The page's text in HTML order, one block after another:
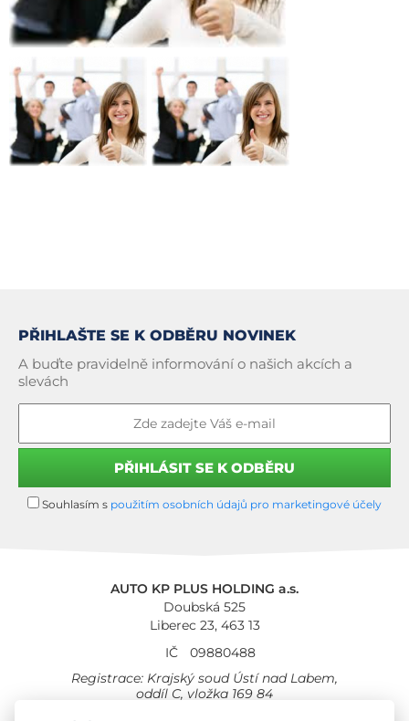
PŘIHLAŠTE SE K ODBĚRU NOVINEK
A buďte pravidelně informování o našich akcích a
slevách
Souhlasím s použitím osobních údajů pro marketingové účely
AUTO KP PLUS HOLDING a.s.
Doubská 525
Liberec 23, 463 13
IČ
09880488
Registrace: Krajský soud Ústí nad Labem,
oddíl C, vložka 169 84